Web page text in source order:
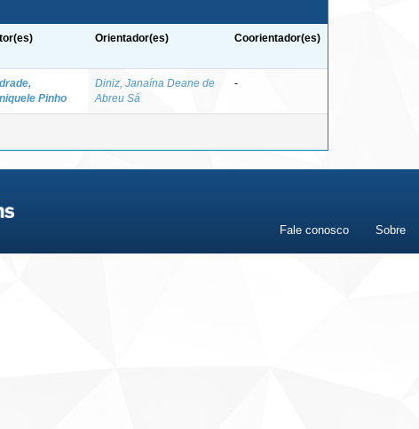
Orientador(es) Coorientador(es)
Pinho
Diniz, Janaína Deane de
Abreu Sá
-
Fale conosco Sobre